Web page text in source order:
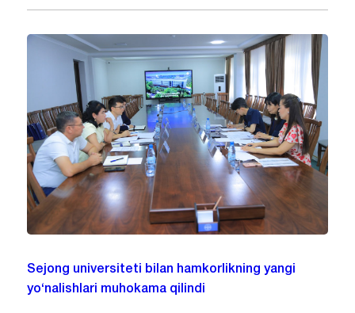
Sejong universiteti bilan hamkorlikning yangi
yo‘nalishlari muhokama qilindi